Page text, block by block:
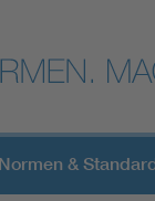
Normen &